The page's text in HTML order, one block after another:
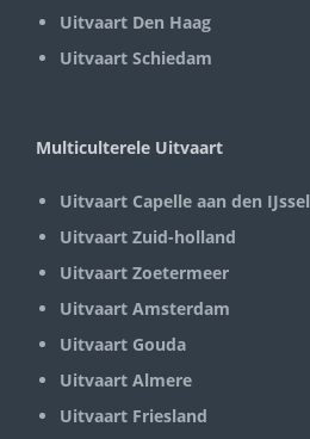
Uitvaart Den Haag
Uitvaart Schiedam
Multiculterele Uitvaart
Uitvaart Capelle aan den IJssel
Uitvaart Zuid-holland
Uitvaart Zoetermeer
Uitvaart Amsterdam
Uitvaart Gouda
Uitvaart Almere
Uitvaart Friesland